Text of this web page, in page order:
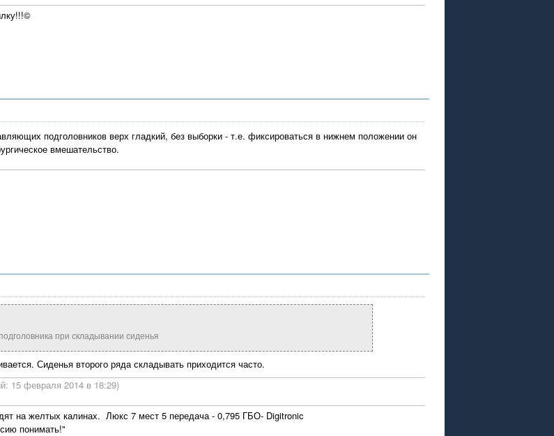
подголовников верх гладкий, без выборки - т.е. фиксироваться в нижнем положении он
вмешательство.
при складывании сиденья
Сиденья второго ряда складывать приходится часто.
15 февраля 2014 в 18:29)
на желтых калинах. Люкс 7 мест 5 передача - 0,795 ГБО- Digitronic
понимать!"